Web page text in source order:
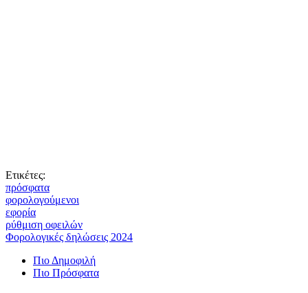
Ετικέτες:
πρόσφατα
φορολογούμενοι
εφορία
ρύθμιση οφειλών
Φορολογικές δηλώσεις 2024
Πιο Δημοφιλή
Πιο Πρόσφατα